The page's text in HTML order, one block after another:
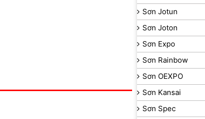
Sơn Jotun
Sơn Joton
Sơn Expo
Sơn Rainbow
Sơn OEXPO
Sơn Kansai
Sơn Spec